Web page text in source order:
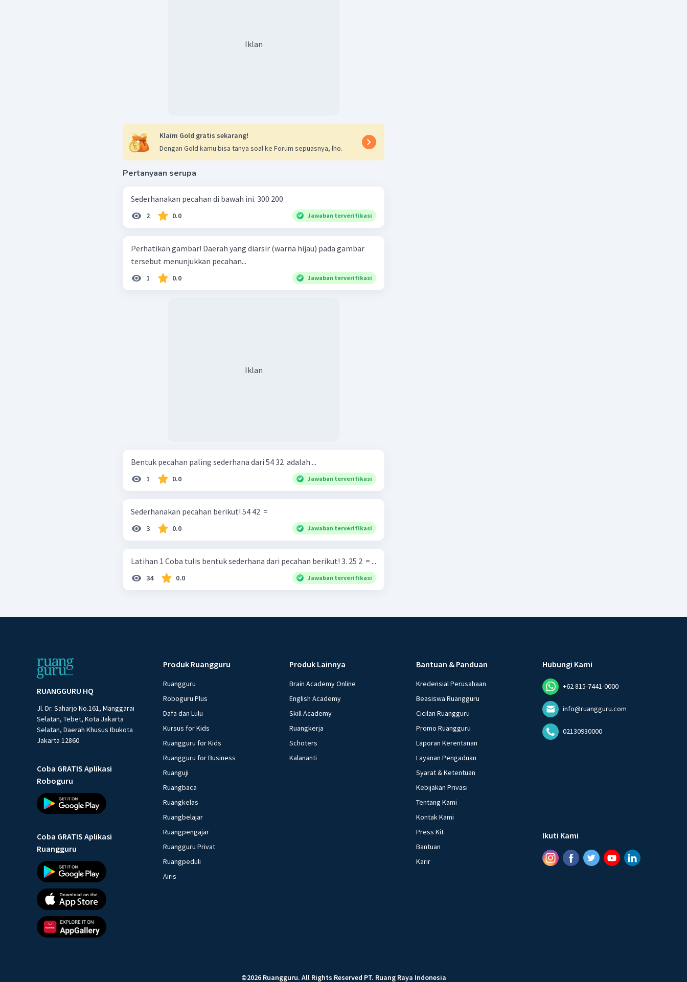
Iklan
Klaim Gold gratis sekarang!
Dengan Gold kamu bisa tanya soal ke Forum sepuasnya, lho.
Pertanyaan serupa
Sederhanakan pecahan di bawah ini. 300 200 ​
2 0.0 Jawaban terverifikasi
Perhatikan gambar! Daerah yang diarsir (warna hijau) pada gambar
tersebut menunjukkan pecahan...
1 0.0 Jawaban terverifikasi
Iklan
Bentuk pecahan paling sederhana dari 54 32 ​ adalah ...
1 0.0 Jawaban terverifikasi
Sederhanakan pecahan berikut! 54 42 ​ =
3 0.0 Jawaban terverifikasi
Latihan 1 Coba tulis bentuk sederhana dari pecahan berikut! 3. 25 2 ​ = ...
34 0.0 Jawaban terverifikasi
RUANGGURU HQ
Jl. Dr. Saharjo No.161, Manggarai
Selatan, Tebet, Kota Jakarta
Selatan, Daerah Khusus Ibukota
Jakarta 12860
Coba GRATIS Aplikasi
Roboguru
Coba GRATIS Aplikasi
Ruangguru
Produk Ruangguru
Ruangguru
Roboguru Plus
Dafa dan Lulu
Kursus for Kids
Ruangguru for Kids
Ruangguru for Business
Ruanguji
Ruangbaca
Ruangkelas
Ruangbelajar
Ruangpengajar
Ruangguru Privat
Ruangpeduli
Airis
Produk Lainnya
Brain Academy Online
English Academy
Skill Academy
Ruangkerja
Schoters
Kalananti
Bantuan & Panduan
Kredensial Perusahaan
Beasiswa Ruangguru
Cicilan Ruangguru
Promo Ruangguru
Laporan Kerentanan
Layanan Pengaduan
Syarat & Ketentuan
Kebijakan Privasi
Tentang Kami
Kontak Kami
Press Kit
Bantuan
Karir
Hubungi Kami
+62 815-7441-0000
info@ruangguru.com
02130930000
Ikuti Kami
©2026 Ruangguru. All Rights Reserved PT. Ruang Raya Indonesia